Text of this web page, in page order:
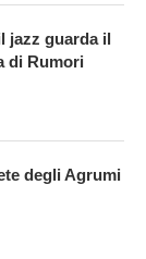
jazz guarda il
di Rumori
degli Agrumi